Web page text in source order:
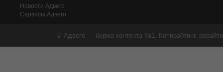
Новости Адвего
Сервисы Адвего
© Адвего — биржа контента №1. Копирайтинг,